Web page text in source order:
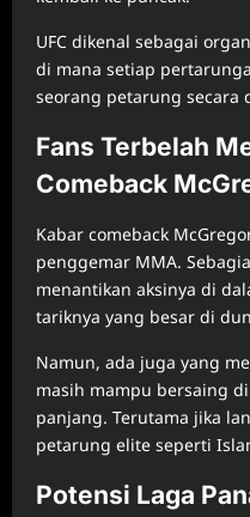
UFC dikenal sebagai
di mana setiap
seorang petarung secara
Fans Terbelah
Comeback
Kabar comeback
penggemar MMA.
menantikan aksinya di
tariknya yang besar di
Namun, ada juga yang
masih mampu bersaing
panjang. Terutama jika
petarung elite seperti
Potensi Laga